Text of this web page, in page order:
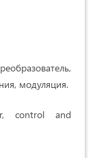
модуляция.
control and